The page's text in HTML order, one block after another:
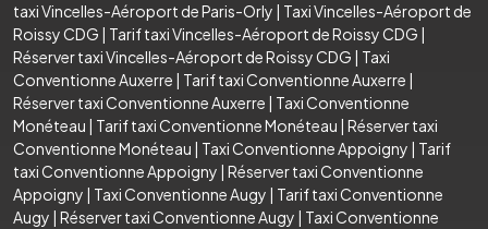
taxi Vincelles-Aéroport de Paris-Orly | Taxi Vincelles-Aéroport de
Roissy CDG | Tarif taxi Vincelles-Aéroport de Roissy CDG |
Réserver taxi Vincelles-Aéroport de Roissy CDG | Taxi
Conventionne Auxerre | Tarif taxi Conventionne Auxerre |
Réserver taxi Conventionne Auxerre | Taxi Conventionne
Monéteau | Tarif taxi Conventionne Monéteau | Réserver taxi
Conventionne Monéteau | Taxi Conventionne Appoigny | Tarif
taxi Conventionne Appoigny | Réserver taxi Conventionne
Appoigny | Taxi Conventionne Augy | Tarif taxi Conventionne
Augy | Réserver taxi Conventionne Augy | Taxi Conventionne